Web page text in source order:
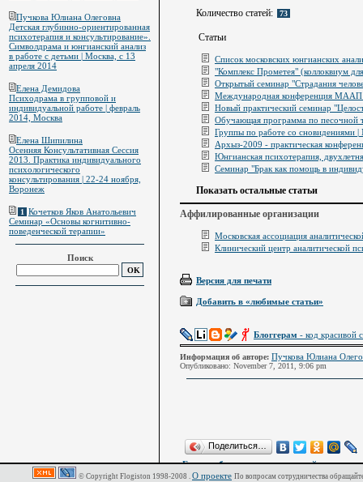
Количество статей:
73
Статьи
Список московских юнгианских
"Комплекс Прометея" (коллоквиум
Открытый семинар "Страдания
Международная конференция МААП
Новый практический семинар
Обучающая программа по песочной
Группы по работе со сновидениями |
Архыз-2009 - практическая
Юнгианская психотерапия,
Семинар "Брак как помощь в
Показать остальные статьи
Аффилированные организации
Московская ассоциация
Клинический центр
Версия для печати
Добавить в «любимые статьи»
Блоггерам - код красивой
Информация об авторе: Пучкова Юлиана
Опубликовано: November 7, 2011, 9:06 pm
Поделиться…
Еще для блоггеров:код красивой ссылки для
© Copyright Flogiston 1998-2008 . О проекте По вопросам сотрудничества
Пучкова Юлиана Олеговна
Детская глубинно-ориентированная
психотерапия и консультирование».
Символдрама и юнгианский анализ
в работе с детьми | Москва, с 13
апреля 2014
Елена Демидова
Психодрама в групповой и
индивидуальной работе | февраль
2014, Москва
Елена Шипилина
Осенняя Консультативная Сессия
2013. Практика индивидуального
психологического
консультирования | 22-24 ноября,
Воронеж
1 Кочетков Яков Анатольевич
Семинар «Основы когнитивно-
поведенческой терапии»
Поиск